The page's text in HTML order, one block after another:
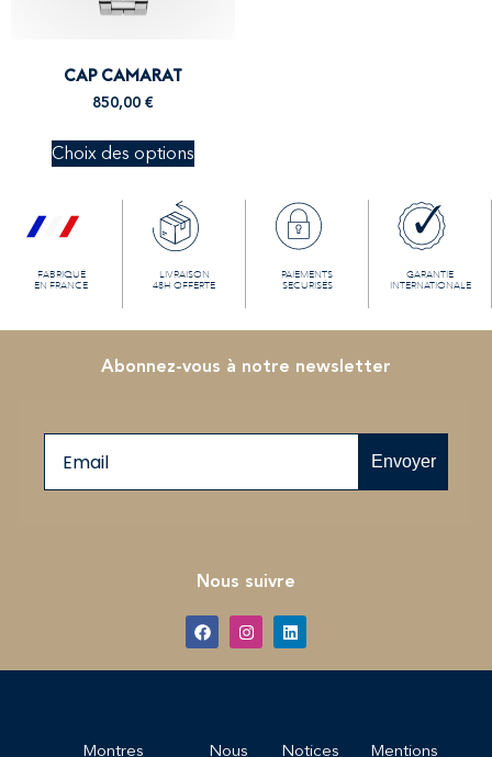
CAP CAMARAT
850,00 €
Choix des options
FABRIQUÉ
EN FRANCE
LIVRAISON
48H OFFERTE
PAIEMENTS
SECURISÉS
GARANTIE
INTERNATIONALE
Abonnez-vous à notre newsletter
Envoyer
Nous suivre
Montres Nous Notices Mentions